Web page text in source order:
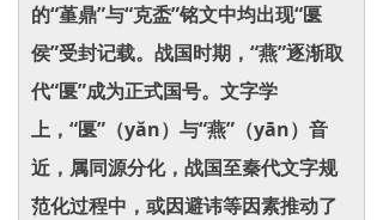
的“堇鼎”与“克盉”铭文中均出现“匽
侯”受封记载。战国时期，“燕”逐渐取
代“匽”成为正式国号。文字学
上，“匽”（yǎn）与“燕”（yān）音
近，属同源分化，战国至秦代文字规
范化过程中，或因避讳等因素推动了